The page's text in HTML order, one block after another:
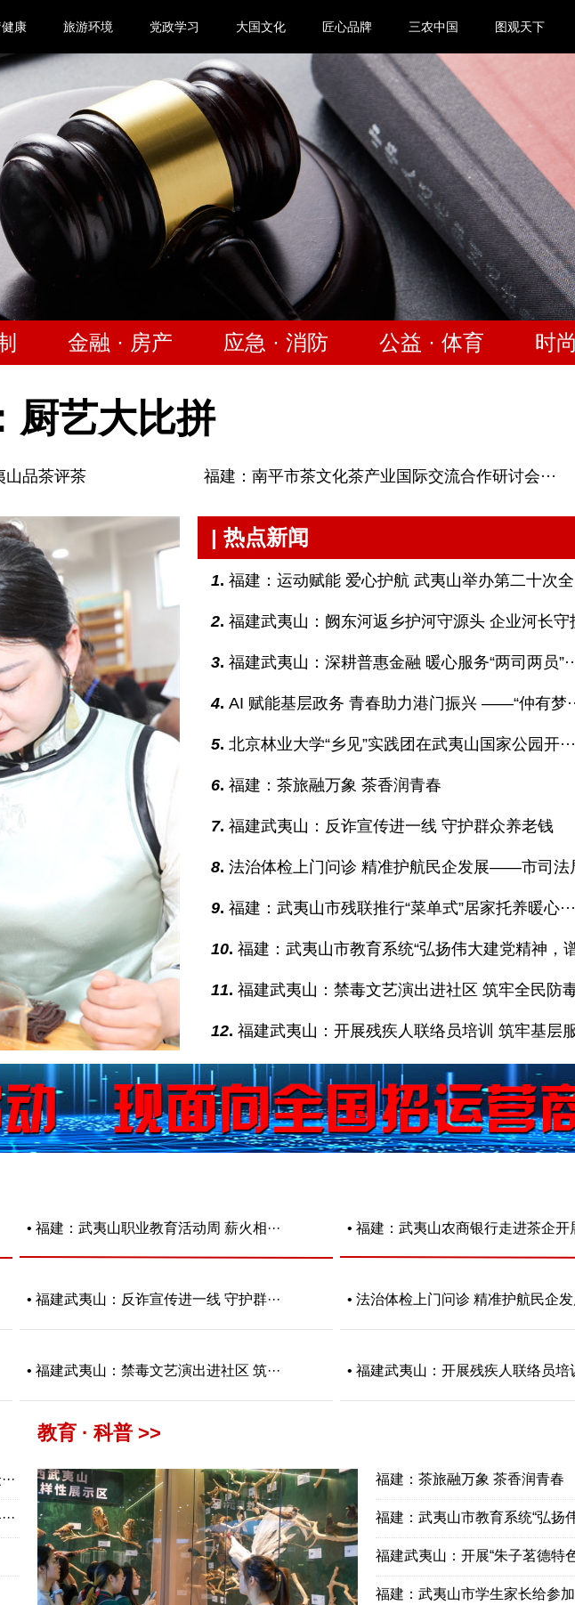
康 旅游环境 党政学习 大国文化 匠心品牌 三农中国 图观天下
金融 · 房产 应急 · 消防 公益 · 体育 时
厨艺大比拼
山品茶评茶 福建：南平市茶文化茶产业国际交流合作研讨会···
控工作部署会
举行
| 热点新闻
1. 福建：运动赋能 爱心护航 武夷山举办第二十次全
2. 福建武夷山：阙东河返乡护河守源头 企业河长守
3. 福建武夷山：深耕普惠金融 暖心服务“两司两员
4. AI 赋能基层政务 青春助力港门振兴 ——“仲有梦
5. 北京林业大学“乡见”实践团在武夷山国家公园开···
6. 福建：茶旅融万象 茶香润青春
7. 福建武夷山：反诈宣传进一线 守护群众养老钱
8. 法治体检上门问诊 精准护航民企发展——市司法
9. 福建：武夷山市残联推行“菜单式”居家托养暖心···
10. 福建：武夷山市教育系统“弘扬伟大建党精神，谱
11. 福建武夷山：禁毒文艺演出进社区 筑牢全民防毒
12. 福建武夷山：开展残疾人联络员培训 筑牢基层服
• 福建：武夷山职业教育活动周 薪火相··· • 福建：武夷山农商银行走进茶企开
• 福建武夷山：反诈宣传进一线 守护群··· • 法治体检上门问诊 精准护航民企发
• 福建武夷山：禁毒文艺演出进社区 筑··· • 福建武夷山：开展残疾人联络员培
教育 · 科普 >>
福建：茶旅融万象 茶香润青春
福建：武夷山市教育系统“弘扬
福建武夷山：开展“朱子茗德特
福建：武夷山市学生家长给参加